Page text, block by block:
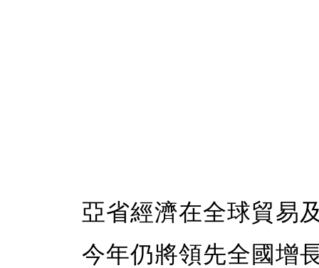
亞省經濟在全球貿易
今年仍將領先全國增